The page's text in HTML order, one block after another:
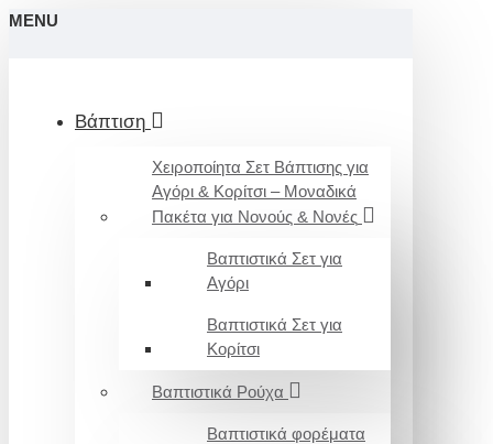
MENU
Βάπτιση
Χειροποίητα Σετ Βάπτισης για
Αγόρι & Κορίτσι – Μοναδικά
Πακέτα για Νονούς & Νονές
Βαπτιστικά Σετ για
Αγόρι
Βαπτιστικά Σετ για
Κορίτσι
Βαπτιστικά Ρούχα
Βαπτιστικά φορέματα